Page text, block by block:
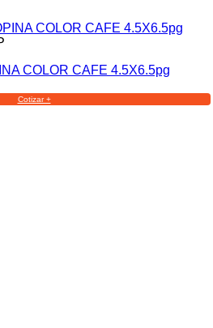
COLOR CAFE 4.5X6.5pg
Cotizar +